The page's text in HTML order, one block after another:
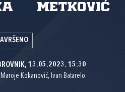
Metković
13.05.2023. 15:30
Kokanović, Ivan Batarelo.